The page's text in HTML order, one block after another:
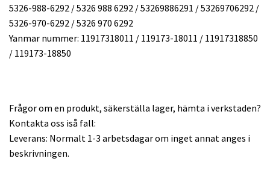
5326-988-6292 / 5326 988 6292 / 53269886291 / 53269706292 /
5326-970-6292 / 5326 970 6292
Yanmar nummer: 11917318011 / 119173-18011 / 11917318850
/ 119173-18850
Frågor om en produkt, säkerställa lager, hämta i verkstaden?
Kontakta oss iså fall:
Leverans: Normalt 1-3 arbetsdagar om inget annat anges i
beskrivningen.